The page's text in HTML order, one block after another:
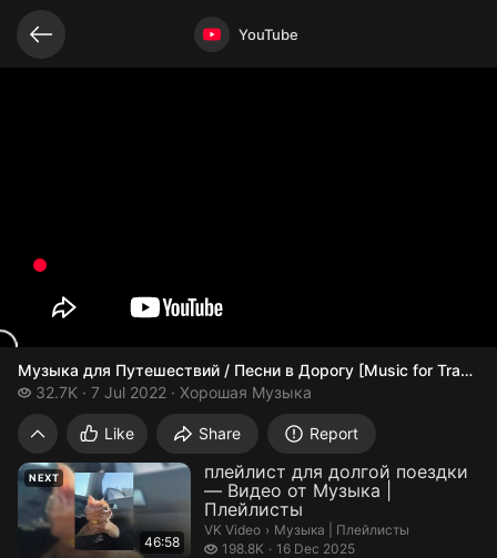
Video opened YouTube
Музыка для Путешествий / Песни в Дорогу [Music for
Музыка для Путешествий / Песни в
32.7K
32.7 thousand views
7 Jul 2022 Хорошая Музыка
Like Share Report
Related videos
NEXT
46:58
плейлист для долгой поездки
— Видео от Музыка |
Плейлисты
VK Video › Музыка | Плейлисты.
Музыка | Плейлисты
198.8K
198.8 thousand views
16 Dec 2025